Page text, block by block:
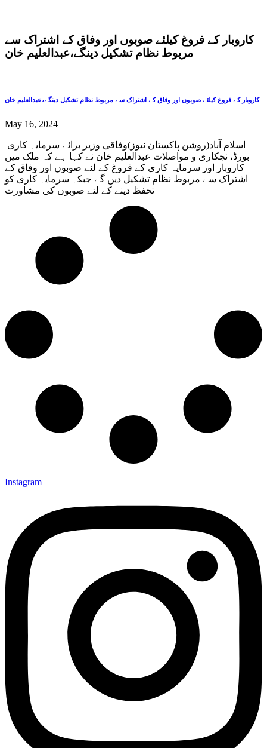
کاروبار کے فروغ کیلئے صوبوں اور وفاق کے اشتراک سے
مربوط نظام تشکیل دینگے،عبدالعلیم خان
کاروبار کے فروغ کیلئے صوبوں اور وفاق کے اشتراک سے مربوط نظام تشکیل دینگے،عبدالعلیم خان
May 16, 2024
بورڈ، نجکاری و مواصلات عبدالعلیم خان نے کہا ہے کہ ملک میں
کاروبار اور سرمایہ کاری کے فروغ کے لئے صوبوں اور وفاق کے
اشتراک سے مربوط نظام تشکیل دیں گے جبکہ سرمایہ کاری کو
تحفظ دینے کے لئے صوبوں کی مشاورت
Instagram